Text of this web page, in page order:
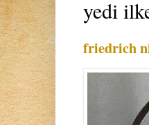
yedi
friedrich